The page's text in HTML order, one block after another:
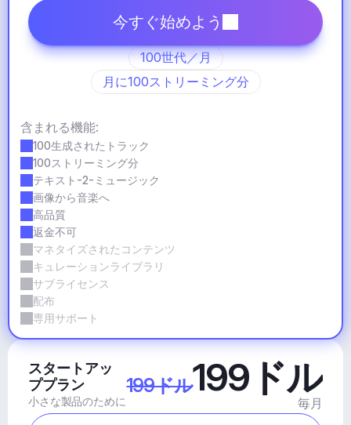
今すぐ始めよう
100世代／月
月に100ストリーミング分
含まれる機能:
100生成されたトラック
100ストリーミング分
テキスト-2-ミュージック
画像から音楽へ
高品質
返金不可
マネタイズされたコンテンツ
キュレーションライブラリ
サブライセンス
配布
専用サポート
スタートアッ
ププラン
小さな製品のために
199ドル199ドル
毎月